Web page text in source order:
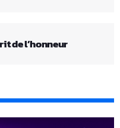
de l’honneur